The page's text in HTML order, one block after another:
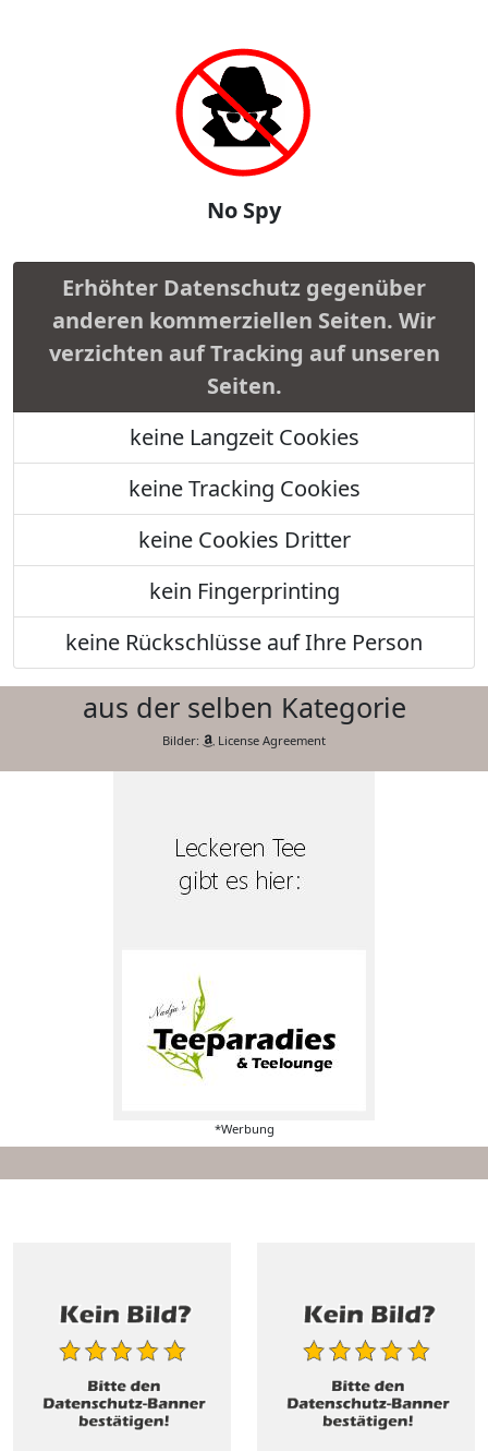
No Spy
Erhöhter Datenschutz gegenüber
anderen kommerziellen Seiten. Wir
verzichten auf Tracking auf unseren
Seiten.
keine Langzeit Cookies
keine Tracking Cookies
keine Cookies Dritter
kein Fingerprinting
keine Rückschlüsse auf Ihre Person
aus der selben Kategorie
Bilder: License Agreement
*Werbung